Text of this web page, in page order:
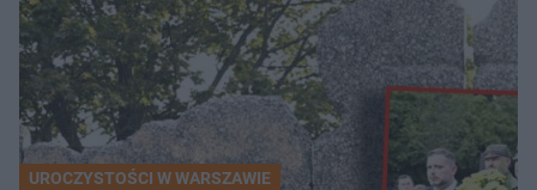
UROCZYSTOŚCI W WARSZAWIE